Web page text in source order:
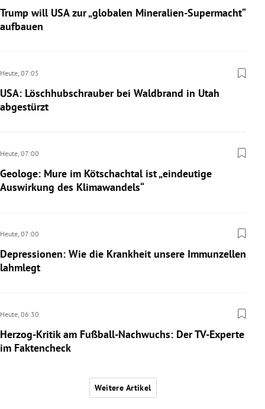
Trump will USA zur „globalen Mineralien-Supermacht“
aufbauen
Heute, 07:05
USA: Löschhubschrauber bei Waldbrand in Utah
abgestürzt
Heute, 07:00
Geologe: Mure im Kötschachtal ist „eindeutige
Auswirkung des Klimawandels“
Heute, 07:00
Depressionen: Wie die Krankheit unsere Immunzellen
lahmlegt
Heute, 06:30
Herzog-Kritik am Fußball-Nachwuchs: Der TV-Experte
im Faktencheck
Weitere Artikel